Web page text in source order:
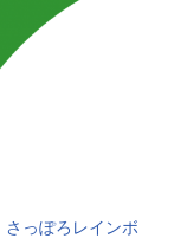
さっぽろレインボ